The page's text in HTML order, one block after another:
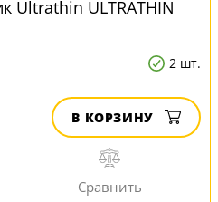
Ultrathin ULTRATHIN
2 шт.
В КОРЗИНУ